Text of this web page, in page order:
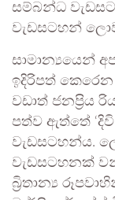
සම්බන්ධ
වැඩසටහන්
සාමාන්‍යයෙන්
ඉදිරිපත්
වඩාත් ජනප්‍රිය
පත්ව ඇත්තේ
වැඩසටහන්ය.
වැඩසටහනක්
බ්‍රිතාන්‍ය